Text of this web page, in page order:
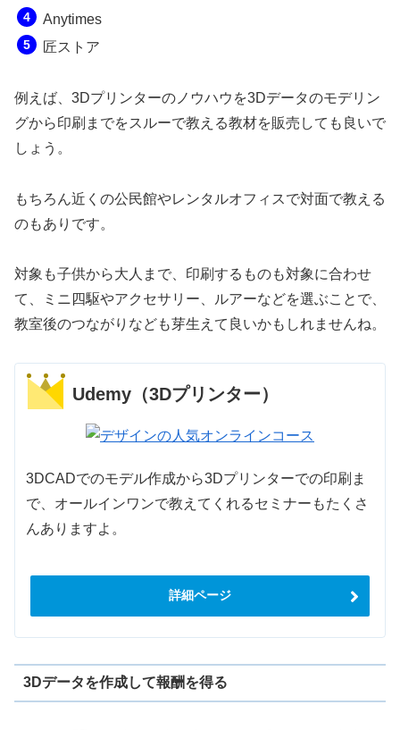
Anytimes
匠ストア
例えば、3Dプリンターのノウハウを3Dデータのモデリン
グから印刷までをスルーで教える教材を販売しても良いで
しょう。
もちろん近くの公民館やレンタルオフィスで対面で教える
のもありです。
対象も子供から大人まで、印刷するものも対象に合わせ
て、ミニ四駆やアクセサリー、ルアーなどを選ぶことで、
教室後のつながりなども芽生えて良いかもしれませんね。
Udemy（3Dプリンター）
3DCADでのモデル作成から3Dプリンターでの印刷ま
で、オールインワンで教えてくれるセミナーもたくさ
んありますよ。
詳細ページ
3Dデータを作成して報酬を得る